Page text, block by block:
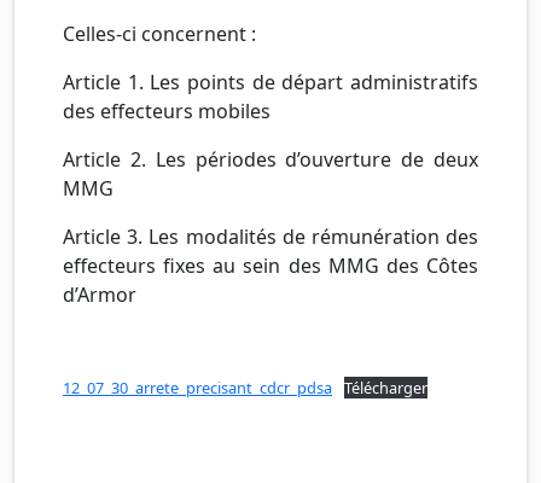
Celles-ci concernent :
Article 1. Les points de départ administratifs
des effecteurs mobiles
Article 2. Les périodes d’ouverture de deux
MMG
Article 3. Les modalités de rémunération des
effecteurs fixes au sein des MMG des Côtes
d’Armor
12_07_30_arrete_precisant_cdcr_pdsa Télécharger